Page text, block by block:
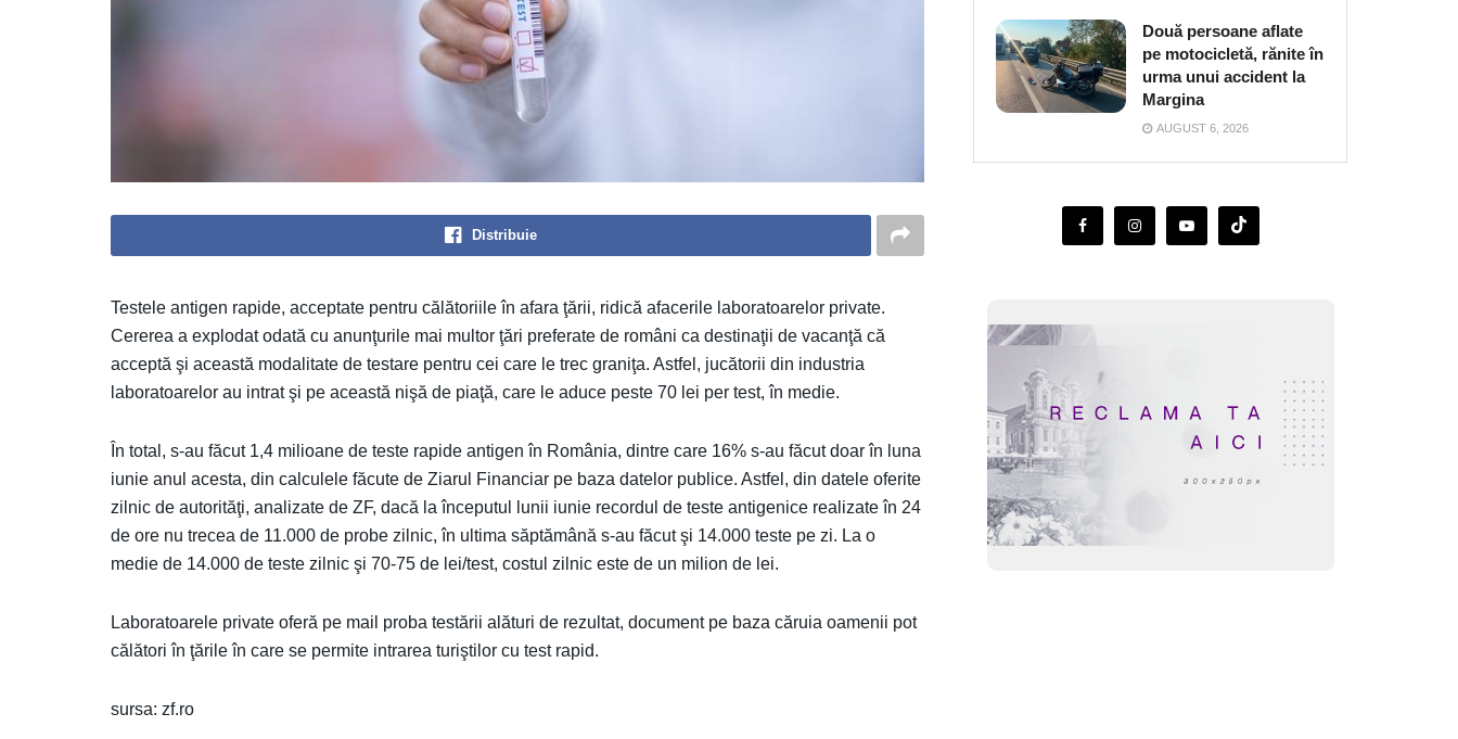
Distribuie
Testele antigen rapide, acceptate pentru călătoriile în afara ţării, ridică afacerile laboratoarelor private.
Cererea a explodat odată cu anunţurile mai multor ţări preferate de români ca destinaţii de vacanţă că
acceptă şi această modalitate de testare pentru cei care le trec graniţa. Astfel, jucătorii din industria
laboratoarelor au intrat şi pe această nişă de piaţă, care le aduce peste 70 lei per test, în medie.
În total, s-au făcut 1,4 milioane de teste rapide antigen în România, dintre care 16% s-au făcut doar în luna
iunie anul acesta, din calculele făcute de Ziarul Financiar pe baza datelor publice. Astfel, din datele oferite
zilnic de autorităţi, analizate de ZF, dacă la începutul lunii iunie recordul de teste antigenice realizate în 24
de ore nu trecea de 11.000 de probe zilnic, în ultima săptămână s-au făcut şi 14.000 teste pe zi. La o
medie de 14.000 de teste zilnic şi 70-75 de lei/test, costul zilnic este de un milion de lei.
Laboratoarele private oferă pe mail proba testării alături de rezultat, document pe baza căruia oamenii pot
călători în ţările în care se permite intrarea turiştilor cu test rapid.
sursa: zf.ro
Două persoane aflate
pe motocicletă, rănite în
urma unui accident la
Margina
AUGUST 6, 2026